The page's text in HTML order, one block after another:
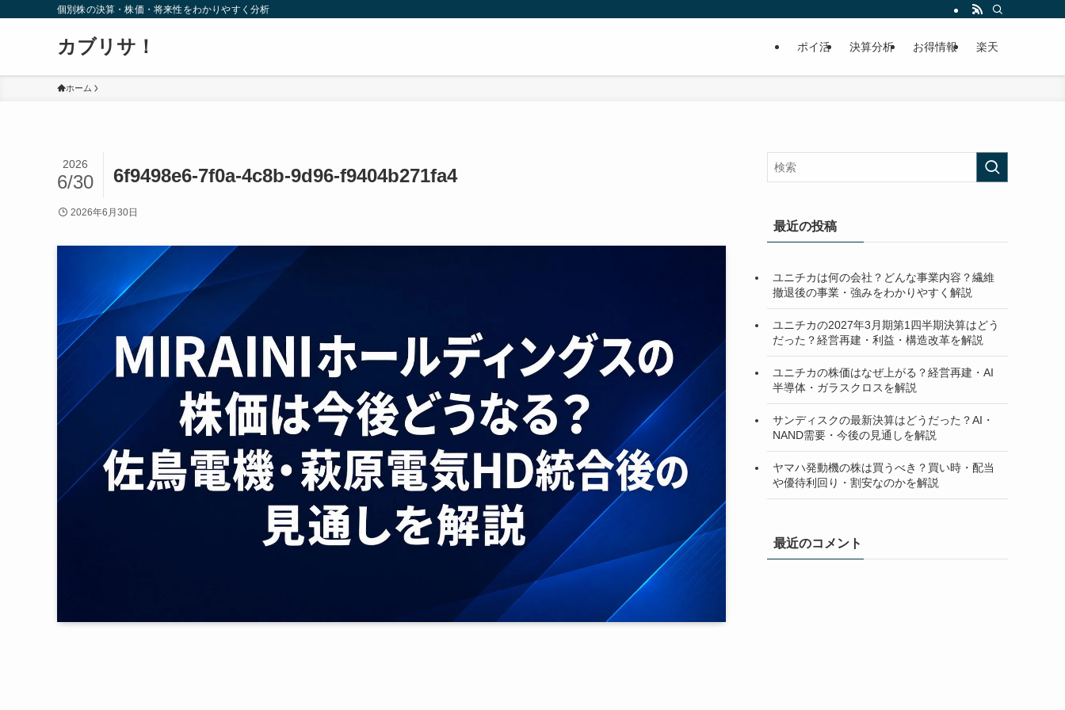
個別株の決算・株価・将来性をわかりやすく分析
カブリサ！ ポイ活 決算分析 お得情報 楽天
ホーム
6f9498e6-7f0a-4c8b-9d96-f9404b271fa4
2026
6/30
2026年6月30日
最近の投稿
ユニチカは何の会社？どんな事業内容？繊維
撤退後の事業・強みをわかりやすく解説
ユニチカの2027年3月期第1四半期決算はどう
だった？経営再建・利益・構造改革を解説
ユニチカの株価はなぜ上がる？経営再建・AI
半導体・ガラスクロスを解説
サンディスクの最新決算はどうだった？AI・
NAND需要・今後の見通しを解説
ヤマハ発動機の株は買うべき？買い時・配当
や優待利回り・割安なのかを解説
最近のコメント